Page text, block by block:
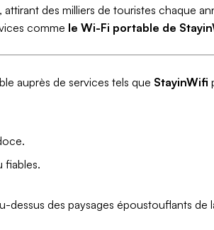
des milliers de touristes chaque
comme le Wi-Fi portable de
auprès de services tels que StayinWifi
fiables.
dessus des paysages époustouflants